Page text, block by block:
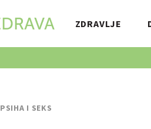
ZDRAVLJE
PSIHA I SEKS